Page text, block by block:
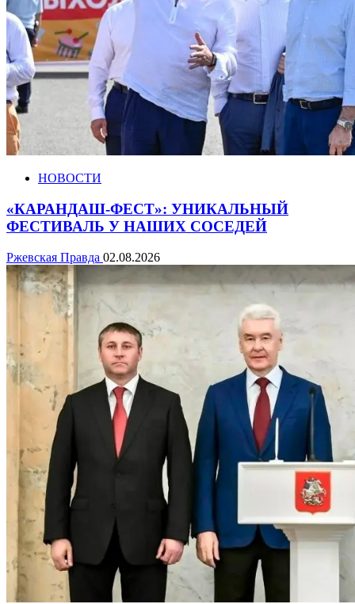
НОВОСТИ
«КАРАНДАШ-ФЕСТ»: УНИКАЛЬНЫЙ
ФЕСТИВАЛЬ У НАШИХ СОСЕДЕЙ
Ржевская Правда 02.08.2026